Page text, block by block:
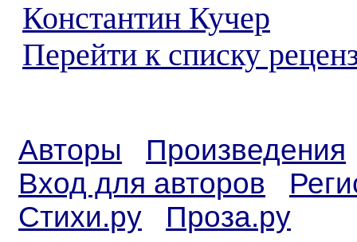
Константин Кучер
Перейти к списку
Авторы
Произведения
Вход для авторов
Стихи.ру
Проза.ру